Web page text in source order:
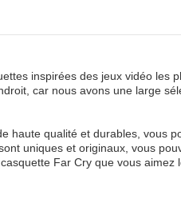
inspirées des jeux vidéo les
car nous avons une large
haute qualité et durables, vous
uniques et originaux, vous
Far Cry que vous aimez